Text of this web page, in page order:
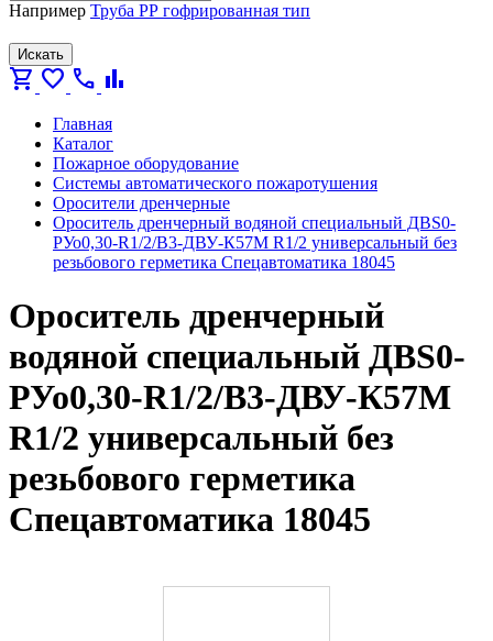
Например Труба РР гофрированная тип
Искать
shopping_cart favorite call bar_chart
Главная
Каталог
Пожарное оборудование
Системы автоматического пожаротушения
Оросители дренчерные
Ороситель дренчерный водяной специальный ДBS0-
РУо0,30-R1/2/В3-ДВУ-К57М R1/2 универсальный без
резьбового герметика Спецавтоматика 18045
Ороситель дренчерный
водяной специальный ДBS0-
РУо0,30-R1/2/В3-ДВУ-К57М
R1/2 универсальный без
резьбового герметика
Спецавтоматика 18045